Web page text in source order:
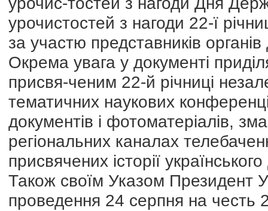
урочистостей з нагоди 22-ї
за участю представників
Окрема увага у документі
присвя-ченим 22-й річниці
тематичних наукових
документів і фотоматеріалів,
регіональних каналах
присвячених історії
Також своїм Указом Президент
проведення 24 серпня на честь